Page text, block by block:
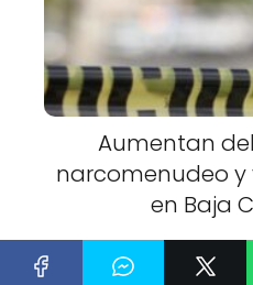
Aumentan
narcomenudeo
en Baja